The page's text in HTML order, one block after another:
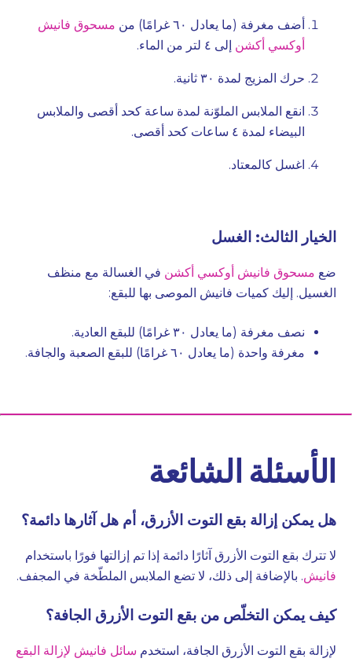
أضف مغرفة (ما يعادل ٦٠ غرامًا) من
مسحوق فانيش
أوكسي أكشن إلى ٤ لتر من الماء.
حرك المزيج لمدة ٣٠ ثانية.
انقع الملابس الملوّنة لمدة ساعة كحد أقصى والملابس
البيضاء لمدة ٤ ساعات كحد أقصى.
اغسل كالمعتاد.
الخيار الثالث: الغسل
ضع مسحوق فانيش أوكسي أكشن في الغسالة مع منظف
الغسيل. إليك كميات فانيش الموصى بها للبقع:
نصف مغرفة (ما يعادل ٣٠ غرامًا) للبقع العادية.
مغرفة واحدة (ما يعادل ٦٠ غرامًا) للبقع الصعبة والجافة.
الأسئلة الشائعة
هل يمكن إزالة بقع التوت الأزرق، أم هل آثارها دائمة؟
لا تترك بقع التوت الأزرق آثارًا دائمة إذا تم إزالتها فورًا باستخدام
فانيش. بالإضافة إلى ذلك، لا تضع الملابس الملطّخة في المجفف.
كيف يمكن التخلّص من بقع التوت الأزرق الجافة؟
لإزالة بقع التوت الأزرق الجافة، استخدم سائل فانيش لإزالة البقع